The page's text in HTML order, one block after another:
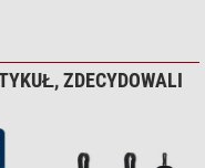
ZDECYDOWALI